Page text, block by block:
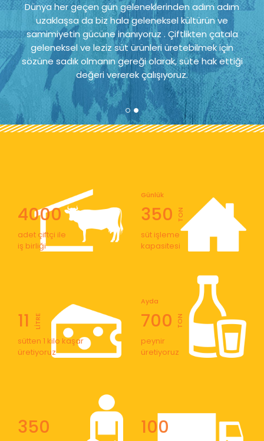
Dünya her geçen gün geleneklerinden adım adım
uzaklaşsa da biz hala geleneksel kültürün ve
samimiyetin gücüne inanıyoruz . Çiftlikten çatala
geleneksel ve leziz süt ürünleri üretebilmek için
sözüne sadık olmanın gereği olarak, süte hak ettiği
değeri vererek çalışıyoruz.
4000
adet çiftçi ile
iş birliği
350
Günlük
TON
süt işleme
kapasitesi
11 LİTRE
sütten 1 kilo kaşar
üretiyoruz
700
Ayda
TON
peynir
üretiyoruz
350 100